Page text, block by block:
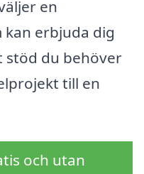
en
erbjuda dig
stöd du behöver
till en
och utan